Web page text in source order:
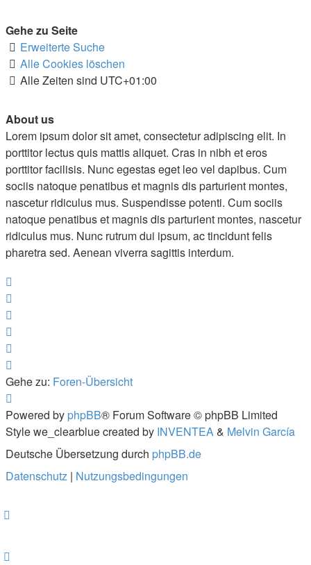
Gehe zu Seite
Erweiterte Suche
Alle Cookies löschen
Alle Zeiten sind UTC+01:00
About us
Lorem ipsum dolor sit amet, consectetur adipiscing elit. In
porttitor lectus quis mattis aliquet. Cras in nibh et eros
porttitor facilisis. Nunc egestas eget leo vel dapibus. Cum
sociis natoque penatibus et magnis dis parturient montes,
nascetur ridiculus mus. Suspendisse potenti. Cum sociis
natoque penatibus et magnis dis parturient montes, nascetur
ridiculus mus. Nunc rutrum dui ipsum, ac tincidunt felis
pharetra sed. Aenean viverra sagittis interdum.
Gehe zu: Foren-Übersicht
Powered by phpBB® Forum Software © phpBB Limited
Style we_clearblue created by INVENTEA & Melvin García
Deutsche Übersetzung durch phpBB.de
Datenschutz | Nutzungsbedingungen